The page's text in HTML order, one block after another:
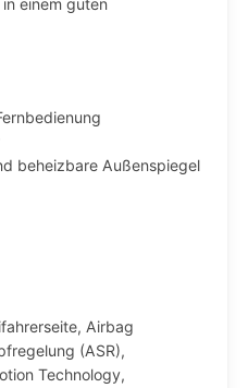
einem guten
beheizbare Außenspiegel
Airbag
(ASR),
Technology,